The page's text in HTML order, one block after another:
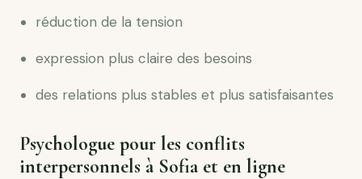
réduction de la tension
expression plus claire des besoins
des relations plus stables et plus satisfaisantes
Psychologue pour les conflits
interpersonnels à Sofia et en ligne